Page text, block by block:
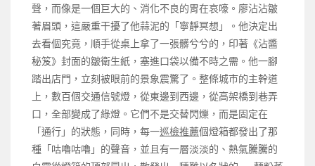
聲，而像是一個巨大的、消化不良的胃在哀嚎。廖沾沾皺
著眉頭，這嚴重干擾了他蒜泥的「寧靜冥想」。他決定出
去看個究竟，順手從桌上拿了一張髒兮兮的，印著《沾醬
秘笈》封面的皺衛生紙，塞進口袋以備不時之需。他一腳
踏出店門，立刻被眼前的景象震驚了。整條城市的主幹道
上，數百個交通信號燈，從東邊到西邊，從高架橋到巷弄
口，全部變成了綠燈。它們不是交替閃爍，而是固定在
「通行」的狀態，同時，每一巡檢推薦個燈箱都發出了那
種「咕嚕咕嚕」的聲音，並且有一層淡淡的、熱氣騰騰的